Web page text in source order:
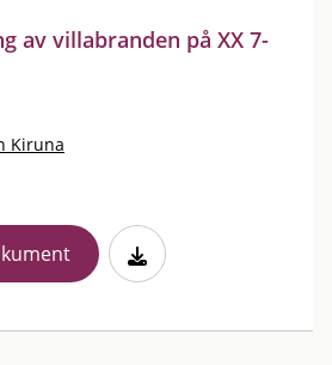
av villabranden på XX 7-
Kiruna